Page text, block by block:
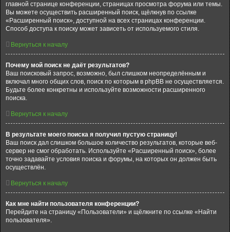
главной странице конференции, страницах просмотра форума или темы.
Вы можете осуществить расширенный поиск, щёлкнув по ссылке
«Расширенный поиск», доступной на всех страницах конференции.
Способ доступа к поиску может зависеть от используемого стиля.
Вернуться к началу
Почему мой поиск не даёт результатов?
Ваш поисковый запрос, возможно, был слишком неопределённым и
включал много общих слов, поиск по которым в phpBB не осуществляется.
Будьте более конкретны и используйте возможности расширенного
поиска.
Вернуться к началу
В результате моего поиска я получил пустую страницу!
Ваш поиск дал слишком большое количество результатов, которые веб-
сервер не смог обработать. Используйте «Расширенный поиск», более
точно задавайте условия поиска и форумы, на которых он должен быть
осуществлён.
Вернуться к началу
Как мне найти пользователя конференции?
Перейдите на страницу «Пользователи» и щёлкните по ссылке «Найти
пользователя».